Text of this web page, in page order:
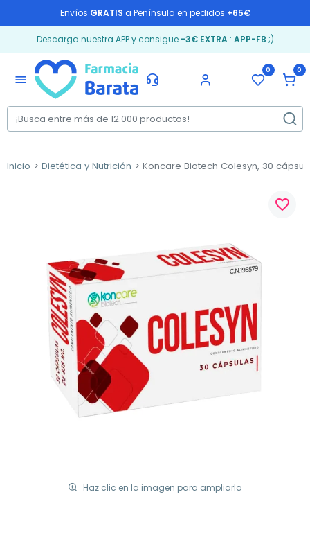
Envíos GRATIS a Península en pedidos +65€
Descarga nuestra APP y consigue -3€ EXTRA: APP-FB ;)
menu
0 0
Inicio Dietética y Nutrición Koncare Biotech Colesyn, 30
Haz clic en la imagen para ampliarla
favorite_border